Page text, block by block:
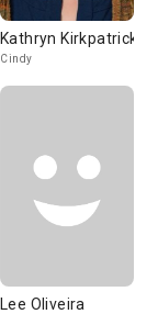
Kathryn Kirkpatrick
Cindy
Lee Oliveira